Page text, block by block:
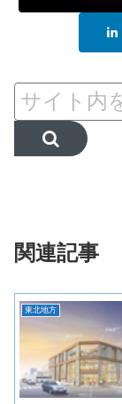
関連記事
東北地方